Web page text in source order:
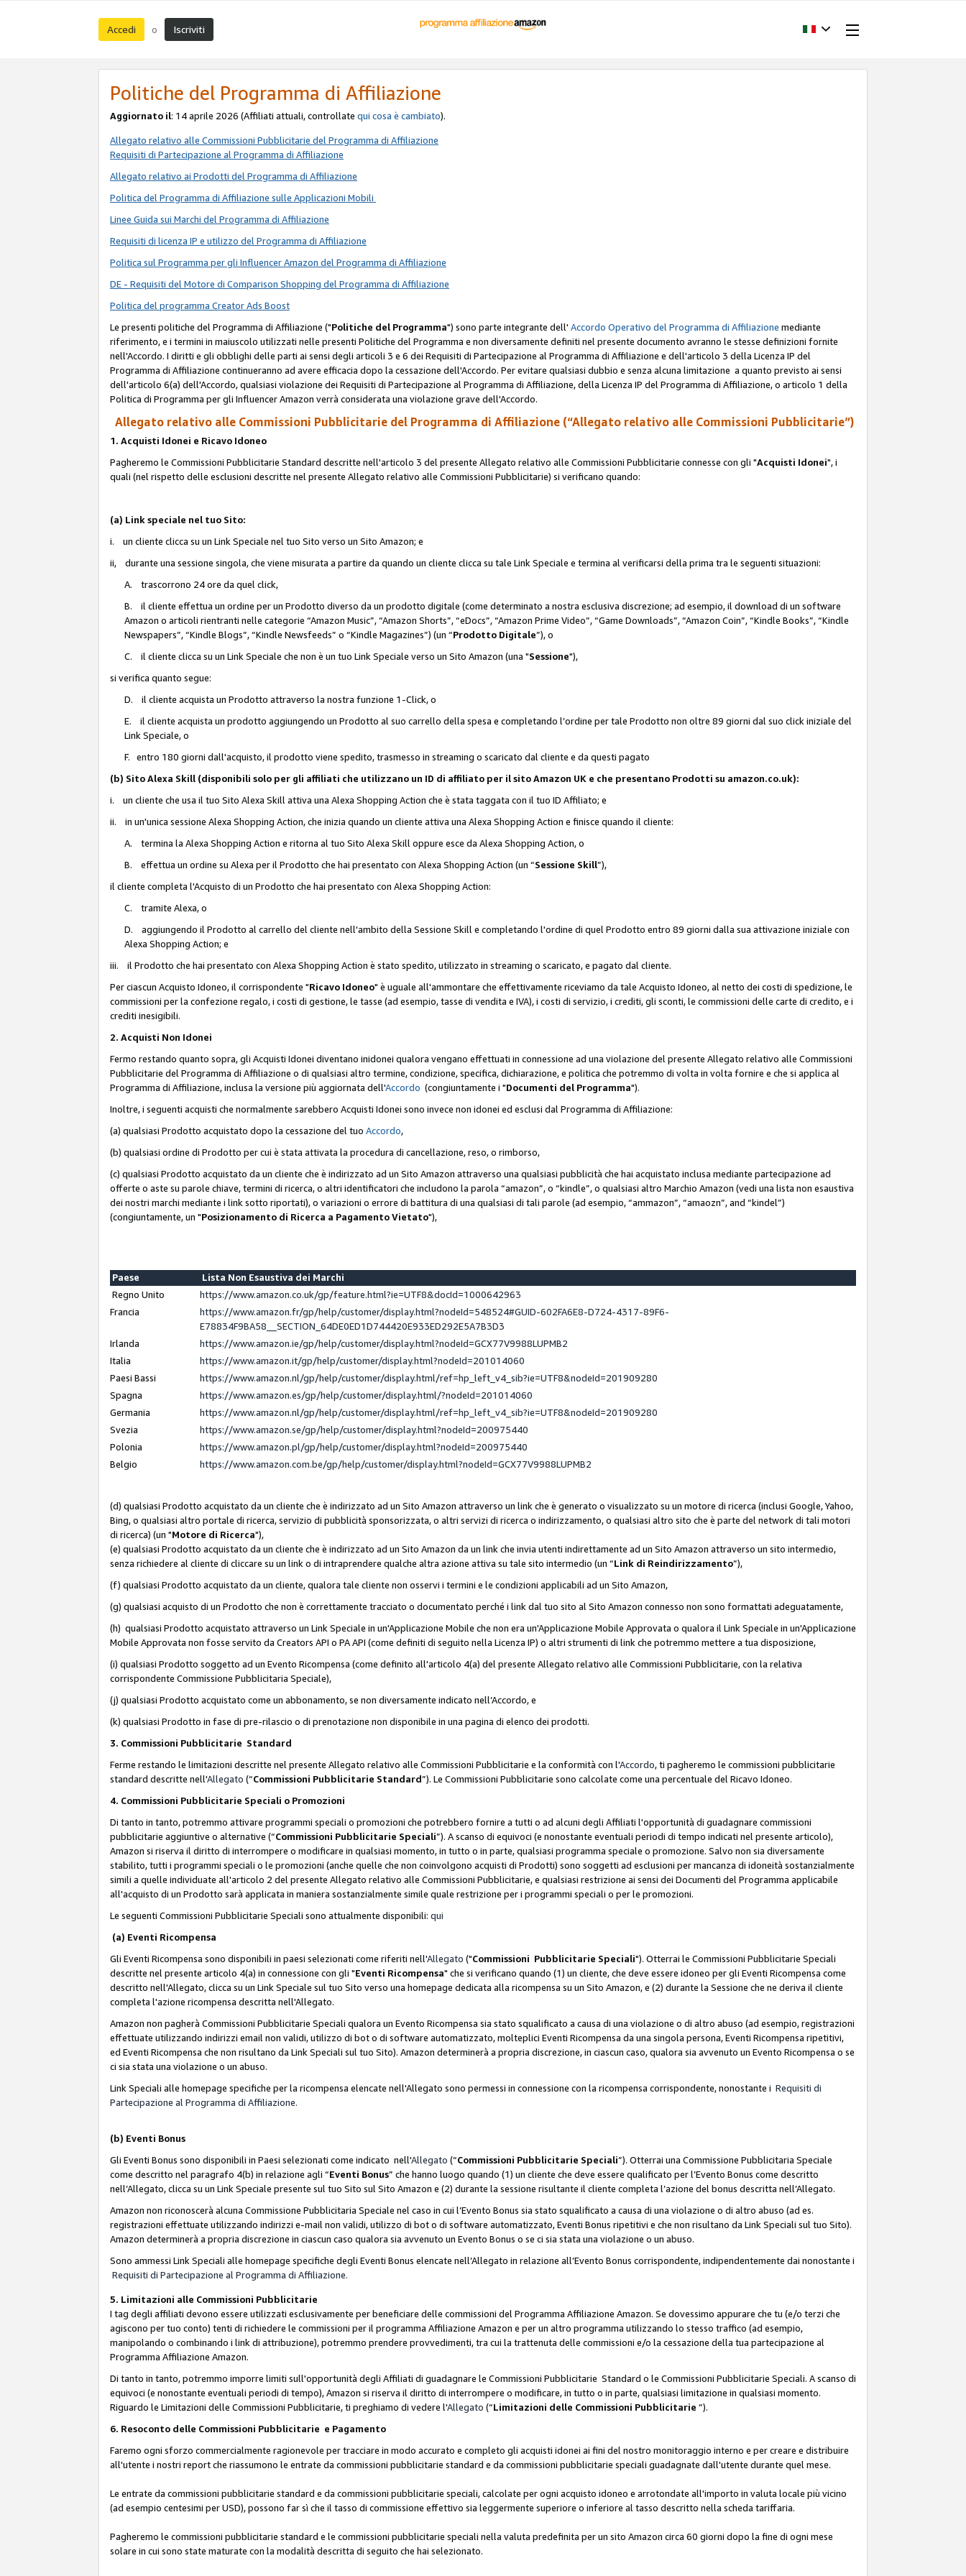
Accedi o Iscriviti
Politiche del Programma di Affiliazione
Aggiornato il: 14 aprile 2026 (Affiliati attuali, controllate qui cosa è cambiato).
Allegato relativo alle Commissioni Pubblicitarie del Programma di Affiliazione
Requisiti di Partecipazione al Programma di Affiliazione
Allegato relativo ai Prodotti del Programma di Affiliazione
Politica del Programma di Affiliazione sulle Applicazioni Mobili
Linee Guida sui Marchi del Programma di Affiliazione
Requisiti di licenza IP e utilizzo del Programma di Affiliazione
Politica sul Programma per gli Influencer Amazon del Programma di Affiliazione
DE - Requisiti del Motore di Comparison Shopping del Programma di Affiliazione
Politica del programma Creator Ads Boost
Le presenti politiche del Programma di Affiliazione ("Politiche del Programma") sono parte integrante dell' Accordo Operativo del Programma di Affiliazione mediante
riferimento, e i termini in maiuscolo utilizzati nelle presenti Politiche del Programma e non diversamente definiti nel presente documento avranno le stesse definizioni fornite
nell'Accordo. I diritti e gli obblighi delle parti ai sensi degli articoli 3 e 6 dei Requisiti di Partecipazione al Programma di Affiliazione e dell'articolo 3 della Licenza IP del
Programma di Affiliazione continueranno ad avere efficacia dopo la cessazione dell'Accordo. Per evitare qualsiasi dubbio e senza alcuna limitazione a quanto previsto ai sensi
dell'articolo 6(a) dell'Accordo, qualsiasi violazione dei Requisiti di Partecipazione al Programma di Affiliazione, della Licenza IP del Programma di Affiliazione, o articolo 1 della
Politica di Programma per gli Influencer Amazon verrà considerata una violazione grave dell'Accordo.
Allegato relativo alle Commissioni Pubblicitarie del Programma di Affiliazione (“Allegato relativo alle Commissioni Pubblicitarie”)
1. Acquisti Idonei e Ricavo Idoneo
Pagheremo le Commissioni Pubblicitarie Standard descritte nell'articolo 3 del presente Allegato relativo alle Commissioni Pubblicitarie connesse con gli "Acquisti Idonei", i
quali (nel rispetto delle esclusioni descritte nel presente Allegato relativo alle Commissioni Pubblicitarie) si verificano quando:
(a) Link speciale nel tuo Sito:
i. un cliente clicca su un Link Speciale nel tuo Sito verso un Sito Amazon; e
ii, durante una sessione singola, che viene misurata a partire da quando un cliente clicca su tale Link Speciale e termina al verificarsi della prima tra le seguenti situazioni:
A. trascorrono 24 ore da quel click,
B. il cliente effettua un ordine per un Prodotto diverso da un prodotto digitale (come determinato a nostra esclusiva discrezione; ad esempio, il download di un software
Amazon o articoli rientranti nelle categorie “Amazon Music”, “Amazon Shorts”, “eDocs”, “Amazon Prime Video”, “Game Downloads”, “Amazon Coin”, “Kindle Books”, “Kindle
Newspapers”, “Kindle Blogs”, “Kindle Newsfeeds” o “Kindle Magazines”) (un “Prodotto Digitale”), o
C. il cliente clicca su un Link Speciale che non è un tuo Link Speciale verso un Sito Amazon (una "Sessione"),
si verifica quanto segue:
D. il cliente acquista un Prodotto attraverso la nostra funzione 1-Click, o
E. il cliente acquista un prodotto aggiungendo un Prodotto al suo carrello della spesa e completando l’ordine per tale Prodotto non oltre 89 giorni dal suo click iniziale del
Link Speciale, o
F. entro 180 giorni dall'acquisto, il prodotto viene spedito, trasmesso in streaming o scaricato dal cliente e da questi pagato
(b) Sito Alexa Skill (disponibili solo per gli affiliati che utilizzano un ID di affiliato per il sito Amazon UK e che presentano Prodotti su amazon.co.uk):
i. un cliente che usa il tuo Sito Alexa Skill attiva una Alexa Shopping Action che è stata taggata con il tuo ID Affiliato; e
ii. in un'unica sessione Alexa Shopping Action, che inizia quando un cliente attiva una Alexa Shopping Action e finisce quando il cliente:
A. termina la Alexa Shopping Action e ritorna al tuo Sito Alexa Skill oppure esce da Alexa Shopping Action, o
B. effettua un ordine su Alexa per il Prodotto che hai presentato con Alexa Shopping Action (un “Sessione Skill”),
il cliente completa l'Acquisto di un Prodotto che hai presentato con Alexa Shopping Action:
C. tramite Alexa, o
D. aggiungendo il Prodotto al carrello del cliente nell'ambito della Sessione Skill e completando l'ordine di quel Prodotto entro 89 giorni dalla sua attivazione iniziale con
Alexa Shopping Action; e
iii. il Prodotto che hai presentato con Alexa Shopping Action è stato spedito, utilizzato in streaming o scaricato, e pagato dal cliente.
Per ciascun Acquisto Idoneo, il corrispondente "Ricavo Idoneo" è uguale all'ammontare che effettivamente riceviamo da tale Acquisto Idoneo, al netto dei costi di spedizione, le
commissioni per la confezione regalo, i costi di gestione, le tasse (ad esempio, tasse di vendita e IVA), i costi di servizio, i crediti, gli sconti, le commissioni delle carte di credito, e i
crediti inesigibili.
2. Acquisti Non Idonei
Fermo restando quanto sopra, gli Acquisti Idonei diventano inidonei qualora vengano effettuati in connessione ad una violazione del presente Allegato relativo alle Commissioni
Pubblicitarie del Programma di Affiliazione o di qualsiasi altro termine, condizione, specifica, dichiarazione, e politica che potremmo di volta in volta fornire e che si applica al
Programma di Affiliazione, inclusa la versione più aggiornata dell'Accordo (congiuntamente i "Documenti del Programma").
Inoltre, i seguenti acquisti che normalmente sarebbero Acquisti Idonei sono invece non idonei ed esclusi dal Programma di Affiliazione:
(a) qualsiasi Prodotto acquistato dopo la cessazione del tuo Accordo,
(b) qualsiasi ordine di Prodotto per cui è stata attivata la procedura di cancellazione, reso, o rimborso,
(c) qualsiasi Prodotto acquistato da un cliente che è indirizzato ad un Sito Amazon attraverso una qualsiasi pubblicità che hai acquistato inclusa mediante partecipazione ad
offerte o aste su parole chiave, termini di ricerca, o altri identificatori che includono la parola “amazon”, o “kindle”, o qualsiasi altro Marchio Amazon (vedi una lista non esaustiva
dei nostri marchi mediante i link sotto riportati), o variazioni o errore di battitura di una qualsiasi di tali parole (ad esempio, “ammazon”, “amaozn”, and “kindel”)
(congiuntamente, un "Posizionamento di Ricerca a Pagamento Vietato"),
Paese
Lista Non Esaustiva dei Marchi
Regno Unito
https://www.amazon.co.uk/gp/feature.html?ie=UTF8&docId=1000642963
Francia
https://www.amazon.fr/gp/help/customer/display.html?nodeId=548524#GUID-602FA6E8-D724-4317-89F6-
E78834F9BA58__SECTION_64DE0ED1D744420E933ED292E5A7B3D3
Irlanda
https://www.amazon.ie/gp/help/customer/display.html?nodeId=GCX77V9988LUPMB2
Italia
https://www.amazon.it/gp/help/customer/display.html?nodeId=201014060
Paesi Bassi
https://www.amazon.nl/gp/help/customer/display.html/ref=hp_left_v4_sib?ie=UTF8&nodeId=201909280
Spagna
https://www.amazon.es/gp/help/customer/display.html/?nodeId=201014060
Germania
https://www.amazon.nl/gp/help/customer/display.html/ref=hp_left_v4_sib?ie=UTF8&nodeId=201909280
Svezia
https://www.amazon.se/gp/help/customer/display.html?nodeId=200975440
Polonia
https://www.amazon.pl/gp/help/customer/display.html?nodeId=200975440
Belgio
https://www.amazon.com.be/gp/help/customer/display.html?nodeId=GCX77V9988LUPMB2
(d) qualsiasi Prodotto acquistato da un cliente che è indirizzato ad un Sito Amazon attraverso un link che è generato o visualizzato su un motore di ricerca (inclusi Google, Yahoo,
Bing, o qualsiasi altro portale di ricerca, servizio di pubblicità sponsorizzata, o altri servizi di ricerca o indirizzamento, o qualsiasi altro sito che è parte del network di tali motori
di ricerca) (un "Motore di Ricerca"),
(e) qualsiasi Prodotto acquistato da un cliente che è indirizzato ad un Sito Amazon da un link che invia utenti indirettamente ad un Sito Amazon attraverso un sito intermedio,
senza richiedere al cliente di cliccare su un link o di intraprendere qualche altra azione attiva su tale sito intermedio (un “Link di Reindirizzamento”),
(f) qualsiasi Prodotto acquistato da un cliente, qualora tale cliente non osservi i termini e le condizioni applicabili ad un Sito Amazon,
(g) qualsiasi acquisto di un Prodotto che non è correttamente tracciato o documentato perché i link dal tuo sito al Sito Amazon connesso non sono formattati adeguatamente,
(h) qualsiasi Prodotto acquistato attraverso un Link Speciale in un'Applicazione Mobile che non era un'Applicazione Mobile Approvata o qualora il Link Speciale in un'Applicazione
Mobile Approvata non fosse servito da Creators API o PA API (come definiti di seguito nella Licenza IP) o altri strumenti di link che potremmo mettere a tua disposizione,
(i) qualsiasi Prodotto soggetto ad un Evento Ricompensa (come definito all'articolo 4(a) del presente Allegato relativo alle Commissioni Pubblicitarie, con la relativa
corrispondente Commissione Pubblicitaria Speciale),
(j) qualsiasi Prodotto acquistato come un abbonamento, se non diversamente indicato nell’Accordo, e
(k) qualsiasi Prodotto in fase di pre-rilascio o di prenotazione non disponibile in una pagina di elenco dei prodotti.
3. Commissioni Pubblicitarie Standard
Ferme restando le limitazioni descritte nel presente Allegato relativo alle Commissioni Pubblicitarie e la conformità con l'Accordo, ti pagheremo le commissioni pubblicitarie
standard descritte nell'Allegato (“Commissioni Pubblicitarie Standard”). Le Commissioni Pubblicitarie sono calcolate come una percentuale del Ricavo Idoneo.
4. Commissioni Pubblicitarie Speciali o Promozioni
Di tanto in tanto, potremmo attivare programmi speciali o promozioni che potrebbero fornire a tutti o ad alcuni degli Affiliati l'opportunità di guadagnare commissioni
pubblicitarie aggiuntive o alternative (“Commissioni Pubblicitarie Speciali”). A scanso di equivoci (e nonostante eventuali periodi di tempo indicati nel presente articolo),
Amazon si riserva il diritto di interrompere o modificare in qualsiasi momento, in tutto o in parte, qualsiasi programma speciale o promozione. Salvo non sia diversamente
stabilito, tutti i programmi speciali o le promozioni (anche quelle che non coinvolgono acquisti di Prodotti) sono soggetti ad esclusioni per mancanza di idoneità sostanzialmente
simili a quelle individuate all'articolo 2 del presente Allegato relativo alle Commissioni Pubblicitarie, e qualsiasi restrizione ai sensi dei Documenti del Programma applicabile
all'acquisto di un Prodotto sarà applicata in maniera sostanzialmente simile quale restrizione per i programmi speciali o per le promozioni.
Le seguenti Commissioni Pubblicitarie Speciali sono attualmente disponibili: qui
(a) Eventi Ricompensa
Gli Eventi Ricompensa sono disponibili in paesi selezionati come riferiti nell'Allegato ("Commissioni Pubblicitarie Speciali"). Otterrai le Commissioni Pubblicitarie Speciali
descritte nel presente articolo 4(a) in connessione con gli "Eventi Ricompensa" che si verificano quando (1) un cliente, che deve essere idoneo per gli Eventi Ricompensa come
descritto nell'Allegato, clicca su un Link Speciale sul tuo Sito verso una homepage dedicata alla ricompensa su un Sito Amazon, e (2) durante la Sessione che ne deriva il cliente
completa l'azione ricompensa descritta nell'Allegato.
Amazon non pagherà Commissioni Pubblicitarie Speciali qualora un Evento Ricompensa sia stato squalificato a causa di una violazione o di altro abuso (ad esempio, registrazioni
effettuate utilizzando indirizzi email non validi, utilizzo di bot o di software automatizzato, molteplici Eventi Ricompensa da una singola persona, Eventi Ricompensa ripetitivi,
ed Eventi Ricompensa che non risultano da Link Speciali sul tuo Sito). Amazon determinerà a propria discrezione, in ciascun caso, qualora sia avvenuto un Evento Ricompensa o se
ci sia stata una violazione o un abuso.
Link Speciali alle homepage specifiche per la ricompensa elencate nell'Allegato sono permessi in connessione con la ricompensa corrispondente, nonostante i Requisiti di
Partecipazione al Programma di Affiliazione.
(b) Eventi Bonus
Gli Eventi Bonus sono disponibili in Paesi selezionati come indicato nell'Allegato (“Commissioni Pubblicitarie Speciali”). Otterrai una Commissione Pubblicitaria Speciale
come descritto nel paragrafo 4(b) in relazione agli “Eventi Bonus” che hanno luogo quando (1) un cliente che deve essere qualificato per l’Evento Bonus come descritto
nell’Allegato, clicca su un Link Speciale presente sul tuo Sito sul Sito Amazon e (2) durante la sessione risultante il cliente completa l’azione del bonus descritta nell’Allegato.
Amazon non riconoscerà alcuna Commissione Pubblicitaria Speciale nel caso in cui l’Evento Bonus sia stato squalificato a causa di una violazione o di altro abuso (ad es.
registrazioni effettuate utilizzando indirizzi e-mail non validi, utilizzo di bot o di software automatizzato, Eventi Bonus ripetitivi e che non risultano da Link Speciali sul tuo Sito).
Amazon determinerà a propria discrezione in ciascun caso qualora sia avvenuto un Evento Bonus o se ci sia stata una violazione o un abuso.
Sono ammessi Link Speciali alle homepage specifiche degli Eventi Bonus elencate nell’Allegato in relazione all’Evento Bonus corrispondente, indipendentemente dai nonostante i
Requisiti di Partecipazione al Programma di Affiliazione.
5. Limitazioni alle Commissioni Pubblicitarie
I tag degli affiliati devono essere utilizzati esclusivamente per beneficiare delle commissioni del Programma Affiliazione Amazon. Se dovessimo appurare che tu (e/o terzi che
agiscono per tuo conto) tenti di richiedere le commissioni per il programma Affiliazione Amazon e per un altro programma utilizzando lo stesso traffico (ad esempio,
manipolando o combinando i link di attribuzione), potremmo prendere provvedimenti, tra cui la trattenuta delle commissioni e/o la cessazione della tua partecipazione al
Programma Affiliazione Amazon.
Di tanto in tanto, potremmo imporre limiti sull'opportunità degli Affiliati di guadagnare le Commissioni Pubblicitarie Standard o le Commissioni Pubblicitarie Speciali. A scanso di
equivoci (e nonostante eventuali periodi di tempo), Amazon si riserva il diritto di interrompere o modificare, in tutto o in parte, qualsiasi limitazione in qualsiasi momento.
Riguardo le Limitazioni delle Commissioni Pubblicitarie, ti preghiamo di vedere l'Allegato (“Limitazioni delle Commissioni Pubblicitarie ”).
6. Resoconto delle Commissioni Pubblicitarie e Pagamento
Faremo ogni sforzo commercialmente ragionevole per tracciare in modo accurato e completo gli acquisti idonei ai fini del nostro monitoraggio interno e per creare e distribuire
all'utente i nostri report che riassumono le entrate da commissioni pubblicitarie standard e da commissioni pubblicitarie speciali guadagnate dall'utente durante quel mese.
Le entrate da commissioni pubblicitarie standard e da commissioni pubblicitarie speciali, calcolate per ogni acquisto idoneo e arrotondate all'importo in valuta locale più vicino
(ad esempio centesimi per USD), possono far sì che il tasso di commissione effettivo sia leggermente superiore o inferiore al tasso descritto nella scheda tariffaria.
Pagheremo le commissioni pubblicitarie standard e le commissioni pubblicitarie speciali nella valuta predefinita per un sito Amazon circa 60 giorni dopo la fine di ogni mese
solare in cui sono state maturate con la modalità descritta di seguito che hai selezionato.